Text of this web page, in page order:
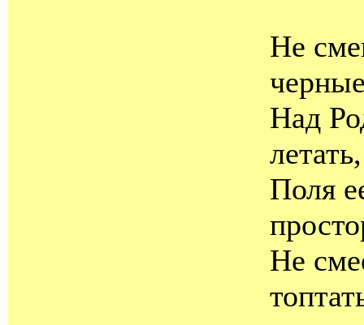
Не
Над
летать,
Поля
Не